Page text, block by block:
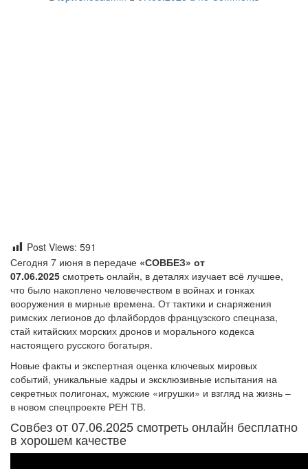
Post Views: 591
Сегодня 7 июня в передаче «СОВБЕЗ» от
07.06.2025 смотреть онлайн, в деталях изучает всё лучшее,
что было накоплено человечеством в войнах и гонках
вооружения в мирные времена. От тактики и снаряжения
римских легионов до флайбордов французского спецназа,
стай китайских морских дронов и морального кодекса
настоящего русского богатыря.
Новые факты и экспертная оценка ключевых мировых
событий, уникальные кадры и эксклюзивные испытания на
секретных полигонах, мужские «игрушки» и взгляд на жизнь –
в новом спецпроекте РЕН ТВ.
Совбез от 07.06.2025 смотреть онлайн бесплатно
в хорошем качестве